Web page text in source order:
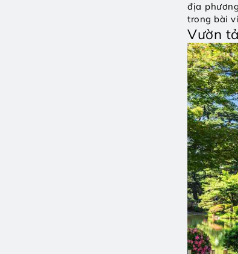
địa
trong bài
Vườn